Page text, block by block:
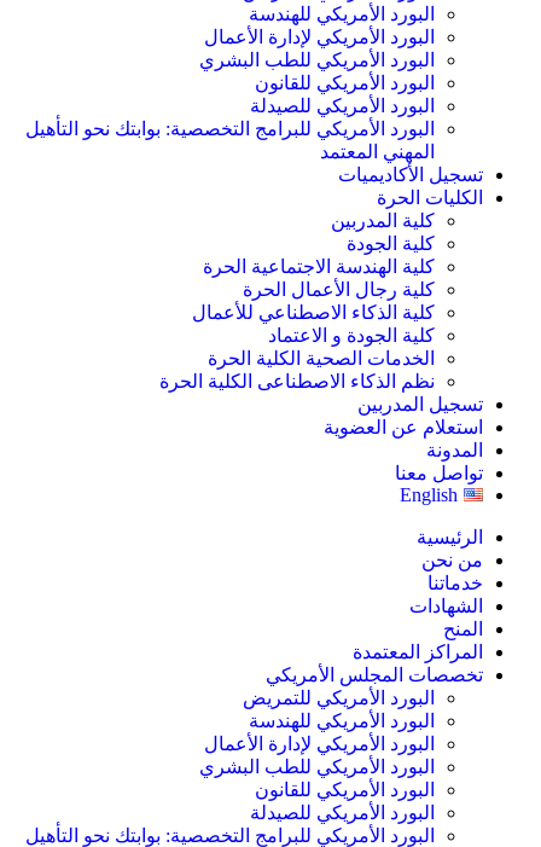
البورد الأمريكي للهندسة
البورد الأمريكي لإدارة الأعمال
البورد الأمريكي للطب البشري
البورد الأمريكي للقانون
البورد الأمريكي للصيدلة
البورد الأمريكي للبرامج التخصصية: بوابتك نحو التأهيل
المهني المعتمد
تسجيل الأكاديميات
الكليات الحرة
كلية المدربين
كلية الجودة
كلية الهندسة الاجتماعية الحرة
كلية رجال الأعمال الحرة
كلية الذكاء الاصطناعي للأعمال
كلية الجودة و الاعتماد
الخدمات الصحية الكلية الحرة
نظم الذكاء الاصطناعى الكلية الحرة
تسجيل المدربين
استعلام عن العضوية
المدونة
تواصل معنا
English
الرئيسية
من نحن
خدماتنا
الشهادات
المنح
المراكز المعتمدة
تخصصات المجلس الأمريكي
البورد الأمريكي للتمريض
البورد الأمريكي للهندسة
البورد الأمريكي لإدارة الأعمال
البورد الأمريكي للطب البشري
البورد الأمريكي للقانون
البورد الأمريكي للصيدلة
البورد الأمريكي للبرامج التخصصية: بوابتك نحو التأهيل